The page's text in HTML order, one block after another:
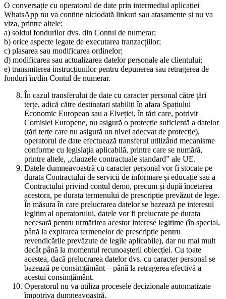
O conversație cu operatorul de date prin intermediul aplicației
WhatsApp nu va conține niciodată linkuri sau atașamente și nu va
viza, printre altele:
a) soldul fondurilor dvs. din Contul de numerar;
b) orice aspecte legate de executarea tranzacțiilor;
c) plasarea sau modificarea ordinelor;
d) modificarea sau actualizarea datelor personale ale clientului;
e) transmiterea instrucțiunilor pentru depunerea sau retragerea de
fonduri în/din Contul de numerar.
În cazul transferului de date cu caracter personal către țări
terțe, adică către destinatari stabiliți în afara Spațiului
Economic European sau a Elveției, în țări care, potrivit
Comisiei Europene, nu asigură o protecție suficientă a datelor
(țări terțe care nu asigură un nivel adecvat de protecție),
operatorul de date efectuează transferul utilizând mecanisme
conforme cu legislația aplicabilă, printre care se numără,
printre altele, „clauzele contractuale standard” ale UE.
Datele dumneavoastră cu caracter personal vor fi stocate pe
durata Contractului de servicii de informare și educație sau a
Contractului privind contul demo, precum și după încetarea
acestora, pe durata termenului de prescripție prevăzut de lege.
În măsura în care prelucrarea datelor se bazează pe interesul
legitim al operatorului, datele vor fi prelucrate pe durata
necesară pentru urmărirea acestor interese legitime (în special,
până la expirarea termenelor de prescripție pentru
revendicările prevăzute de legile aplicabile), dar nu mai mult
decât până la momentul recunoașterii obiecției. Cu toate
acestea, dacă prelucrarea datelor dvs. cu caracter personal se
bazează pe consimțământ – până la retragerea efectivă a
acestui consimțământ.
Operatorul nu va utiliza procesele decizionale automatizate
împotriva dumneavoastră.